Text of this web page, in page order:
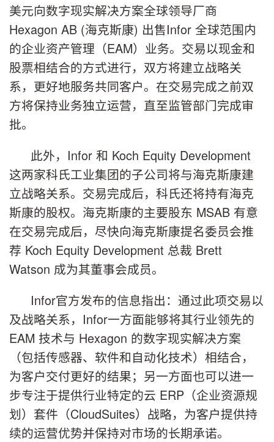
美元向数字现实解决方案全球领导厂商
Hexagon AB (海克斯康) 出售Infor 全球范围内
的企业资产管理（EAM）业务。交易以现金和
股票相结合的方式进行，双方将建立战略关
系，更好地服务共同客户。在交易完成之前双
方将保持业务独立运营，直至监管部门完成审
批。
此外，Infor 和 Koch Equity Development
这两家科氏工业集团的子公司将与海克斯康建
立战略关系。交易完成后，科氏还将持有海克
斯康的股权。海克斯康的主要股东 MSAB 有意
在交易完成后，尽快向海克斯康提名委员会推
荐 Koch Equity Development 总裁 Brett
Watson 成为其董事会成员。
Infor官方发布的信息指出：通过此项交易以
及战略关系，Infor一方面能够将其行业领先的
EAM 技术与 Hexagon 的数字现实解决方案
（包括传感器、软件和自动化技术）相结合，
为客户交付更好的结果；另一方面也可以进一
步专注于提供行业特定的云 ERP（企业资源规
划）套件（CloudSuites）战略，为客户提供持
续的运营优势并保持对市场的长期承诺。